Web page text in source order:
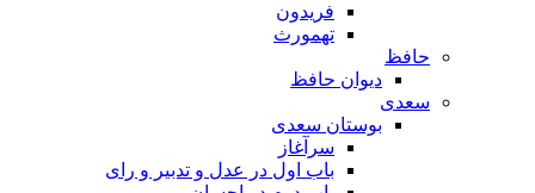
فریدون
تهمورث
حافظ
دیوان حافظ
سعدی
بوستان سعدی
سرآغاز
باب اول در عدل و تدبیر و رای